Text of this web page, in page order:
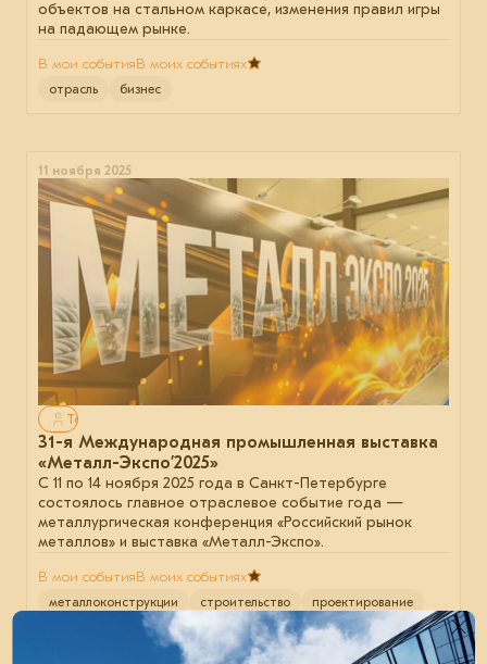
объектов на стальном каркасе, изменения правил игры
на падающем рынке.
В мои событияВ моих событиях
отрасль бизнес
11 ноября 2025
Только для авторизованных
31-я Международная промышленная выставка
«Металл-Экспо’2025»
С 11 по 14 ноября 2025 года в Санкт-Петербурге
состоялось главное отраслевое событие года —
металлургическая конференция «Российский рынок
металлов» и выставка «Металл-Экспо».
В мои событияВ моих событиях
металлоконструкции строительство проектирование